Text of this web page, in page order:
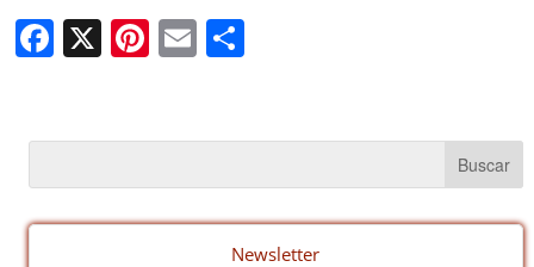
F
a
e
b
o
X Pi
nt
e
st
E
m
C
p
ar
tir
Newsletter